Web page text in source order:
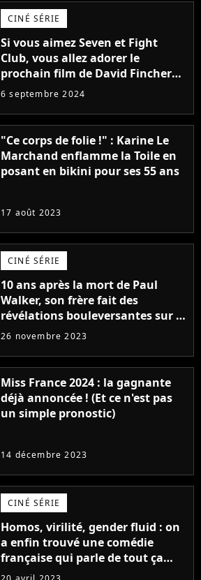
CINÉ SÉRIE
Si vous aimez Seven et Fight
Club, vous allez adorer le
prochain film de David Fincher
avec lequel il se réinvente
complètement
6 septembre 2024
"Ce corps de folie !" : Karine Le
Marchand enflamme la Toile en
posant en bikini pour ses 55 ans
17 août 2023
CINÉ SÉRIE
10 ans après la mort de Paul
Walker, son frère fait des
révélations bouleversantes sur la
réaction des acteurs de Fast and
26 novembre 2023
Miss France 2024 : la gagnante
déjà annoncée ! (Et ce n'est pas
un simple pronostic)
14 décembre 2023
CINÉ SÉRIE
Homos, virilité, gender fluid : on
a enfin trouvé une comédie
française qui parle de tout ça
sans être super ringarde